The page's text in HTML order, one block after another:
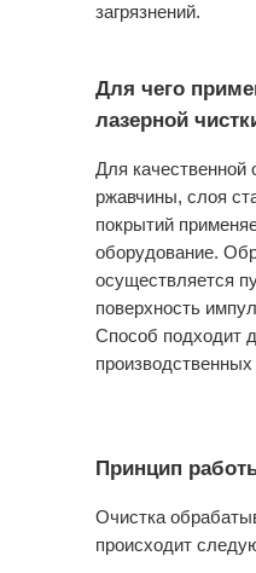
загрязнений.
Для чего
лазерной
Для качественной
ржавчины, слоя
покрытий
оборудование.
осуществляется
поверхность
Способ подходит
Принцип
Очистка
происходит
Вопрос-ответ